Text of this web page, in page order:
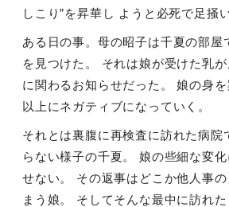
しこり”を昇華し ようと必死で⾜掻
ある⽇の事。⺟の昭⼦は千夏の部屋
を⾒つけた。 それは娘が受けた乳
に関わるお知らせだった。 娘の⾝
以上にネガティブになっていく。
それとは裏腹に再検査に訪れた病院
らない様⼦の千夏。 娘の些細な変
せない。 その返事はどこか他⼈事
まう娘。 そしてそんな最中に訪れ